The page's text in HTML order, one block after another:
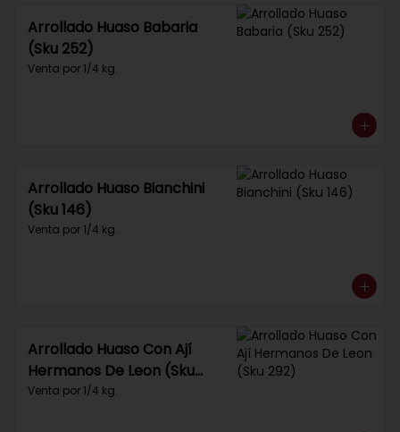
Arrollado Huaso Babaria
(Sku 252)
Venta por 1/4 kg.
Arrollado Huaso Bianchini
(Sku 146)
Venta por 1/4 kg.
Arrollado Huaso Con Ají
Hermanos De Leon (Sku
292)
Venta por 1/4 kg.